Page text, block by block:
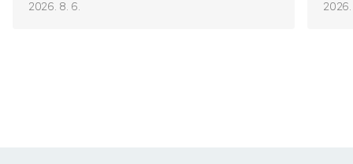
2026. 8. 6. 2026.